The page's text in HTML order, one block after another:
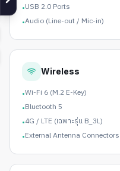
•USB 2.0 Ports
•Audio (Line-out / Mic-in)
Wireless
•Wi-Fi 6 (M.2 E-Key)
•Bluetooth 5
•4G / LTE (เฉพาะรุ่น B_3L)
•External Antenna Connectors